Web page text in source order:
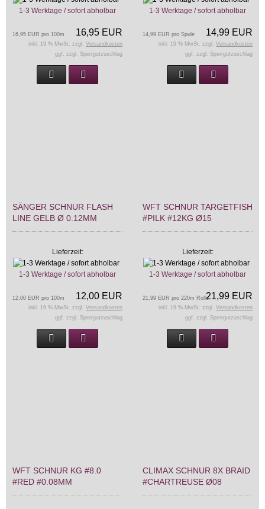
1-3 Werktage / sofort abholbar
16,95 EUR
16,95 EUR pro 100m
inkl. 19 % MwSt. zzgl. Versandkosten
ggf. zzgl. Sperrgutzuschlag
1-3 Werktage / sofort abholbar
14,99 EUR
14,99 EUR pro Spule
inkl. 19 % MwSt. zzgl. Versandkosten
ggf. zzgl. Sperrgutzuschlag
SÄNGER SCHNUR FLASH
LINE GELB Ø 0.12MM
Lieferzeit:
1-3 Werktage / sofort abholbar
12,00 EUR
12,00 EUR pro 100m
inkl. 19 % MwSt. zzgl. Versandkosten
ggf. zzgl. Sperrgutzuschlag
WFT SCHNUR TARGETFISH
#PILK #12KG Ø15
Lieferzeit:
1-3 Werktage / sofort abholbar
21,99 EUR
21,99 EUR pro 220m Rolle
inkl. 19 % MwSt. zzgl. Versandkosten
ggf. zzgl. Sperrgutzuschlag
WFT SCHNUR KG #8.0
#RED #0.08MM
CLIMAX SCHNUR 8X BRAID
#CHARTREUSE Ø08